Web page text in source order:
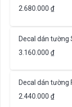
2.680.000 ₫
Decal dán tường
3.160.000 ₫
Decal dán tường
2.440.000 ₫